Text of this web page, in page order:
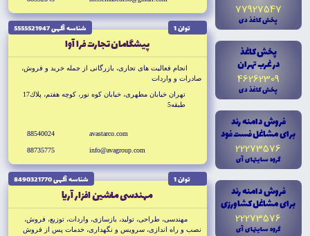
77927547
پخش کاغذ دى
پخش کاغذ
در غرب تهران
46262309
پخش کاغذ دى
فروش دامنه رند
براى مشاغل فست فود
22273576
گروه سايتهاى آى
فروش دامنه رند
براى مشاغل کشاورزى
22273576
گروه سايتهاى آى
توان 1 شناسه آگهى 5555521947
پيشگامان تجارت فرا آوا
انجام فعاليت هاى تجارى، بازرگانى از جمله خريد و فروش،
صادرات و واردات
تهران خيابان مطهرى، خيابان كوه نور، كوچه هفتم، پلاك17
طبقه5
avastarco.com
info@avagroup.com
88540024
88735775
توان 1 شناسه آگهى 8490321770
مهندسى ماشين افزار آريا
مهندسى، طراحى، توليد، بازسازى، واردات، توزيع، فروش،
نصب و راه اندازى، سرويس و نگهدارى، خدمات پس از فروش